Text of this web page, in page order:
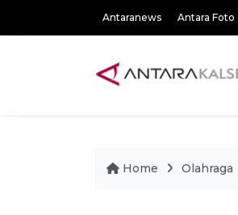
Antaranews Antara Foto
Home Olahraga